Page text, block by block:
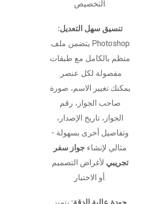
التخصيص.
تنسيق سهل التعديل:
يتضمن ملف Photoshop
منظم بالكامل مع طبقات
مفصولة لكل عنصر.
يمكنك تغيير الاسم، صورة
صاحب الجواز، رقم
الجواز، تاريخ الإصدار،
وتفاصيل أخرى بسهولة -
مثالي لإنشاء جواز سفر
تجريبي لأغراض التصميم
أو الاختبار.